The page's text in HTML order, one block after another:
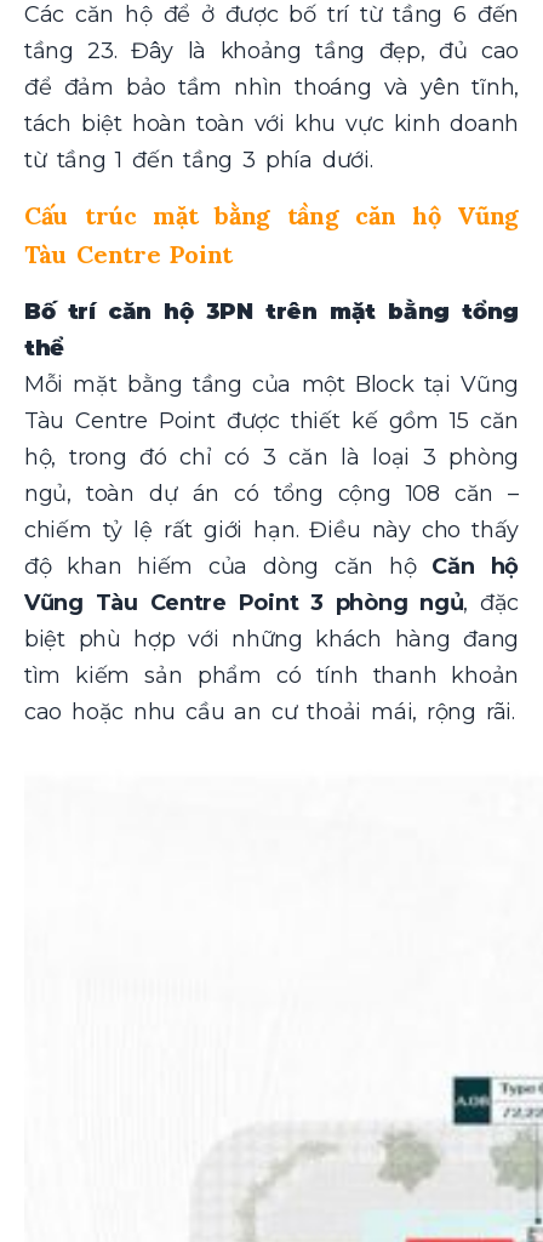
Các căn hộ để ở được bố trí từ tầng 6 đến
tầng 23. Đây là khoảng tầng đẹp, đủ cao
để đảm bảo tầm nhìn thoáng và yên tĩnh,
tách biệt hoàn toàn với khu vực kinh doanh
từ tầng 1 đến tầng 3 phía dưới.
Cấu trúc mặt bằng tầng căn hộ Vũng
Tàu Centre Point
Bố trí căn hộ 3PN trên mặt bằng tổng
thể
Mỗi mặt bằng tầng của một Block tại Vũng
Tàu Centre Point được thiết kế gồm 15 căn
hộ, trong đó chỉ có 3 căn là loại 3 phòng
ngủ, toàn dự án có tổng cộng 108 căn –
chiếm tỷ lệ rất giới hạn. Điều này cho thấy
độ khan hiếm của dòng căn hộ Căn hộ
Vũng Tàu Centre Point 3 phòng ngủ, đặc
biệt phù hợp với những khách hàng đang
tìm kiếm sản phẩm có tính thanh khoản
cao hoặc nhu cầu an cư thoải mái, rộng rãi.